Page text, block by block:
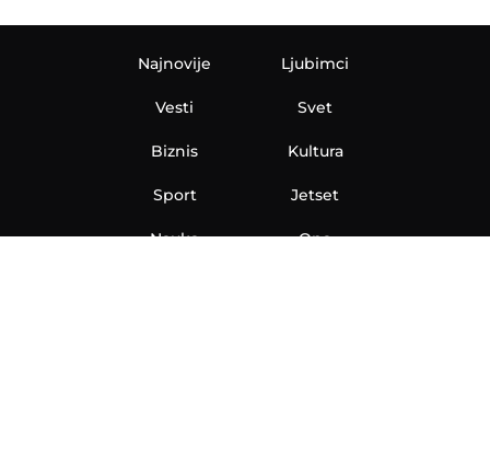
Najnovije
Vesti
Biznis
Sport
Nauka
Ljubimci
Svet
Kultura
Jetset
Ona